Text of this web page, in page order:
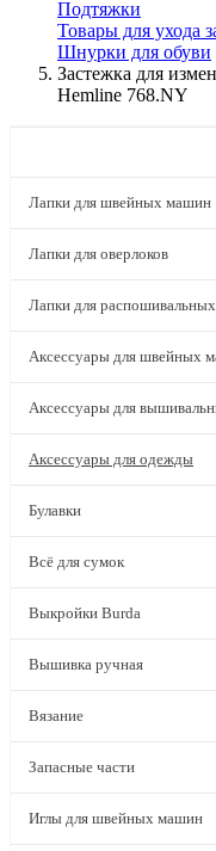
Подтяжки
Товары для ухода
Шнурки для обуви
Застежка для
Hemline 768.NY
Лапки для швейных машин
Лапки для оверлоков
Лапки для
Аксессуары для швейных
Аксессуары для
Аксессуары для одежды
Булавки
Всё для сумок
Выкройки Burda
Вышивка ручная
Вязание
Запасные части
Иглы для швейных машин